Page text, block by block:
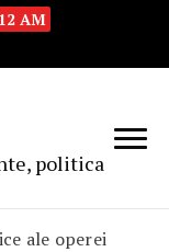
AM
politica
ale operei